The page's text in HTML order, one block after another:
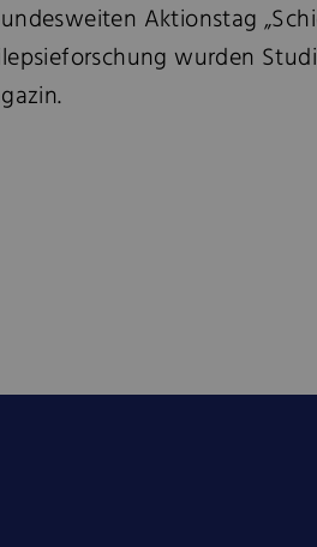
Aktionstag
wurden